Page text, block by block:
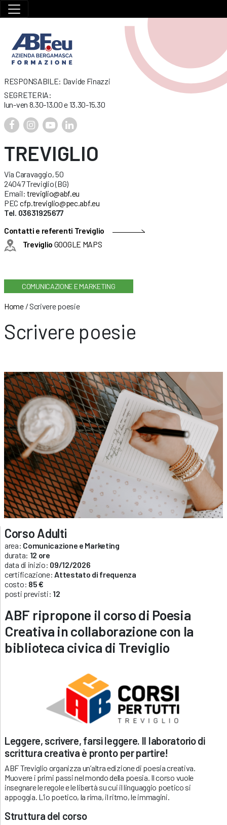
RESPONSABILE: Davide Finazzi
SEGRETERIA:
lun-ven 8.30-13.00 e 13.30-15.30
TREVIGLIO
Via Caravaggio, 50
24047 Treviglio (BG)
Email: treviglio@abf.eu
PEC cfp.treviglio@pec.abf.eu
Tel. 03631925677
Contatti e referenti Treviglio
Treviglio GOOGLE MAPS
COMUNICAZIONE E MARKETING
Home/ Scrivere poesie
Scrivere poesie
Corso Adulti
area: Comunicazione e Marketing
durata: 12 ore
data di inizio: 09/12/2026
certificazione: Attestato di frequenza
costo: 85 €
posti previsti: 12
ABF ripropone il corso di Poesia
Creativa in collaborazione con la
biblioteca civica di Treviglio
Leggere, scrivere, farsi leggere. Il laboratorio di
scrittura creativa è pronto per partire!
ABF Treviglio organizza un’altra edizione di poesia creativa.
Muovere i primi passi nel mondo della poesia. Il corso vuole
insegnare le regole e le libertà su cui il linguaggio poetico si
appoggia. L’io poetico, la rima, il ritmo, le immagini.
Struttura del corso